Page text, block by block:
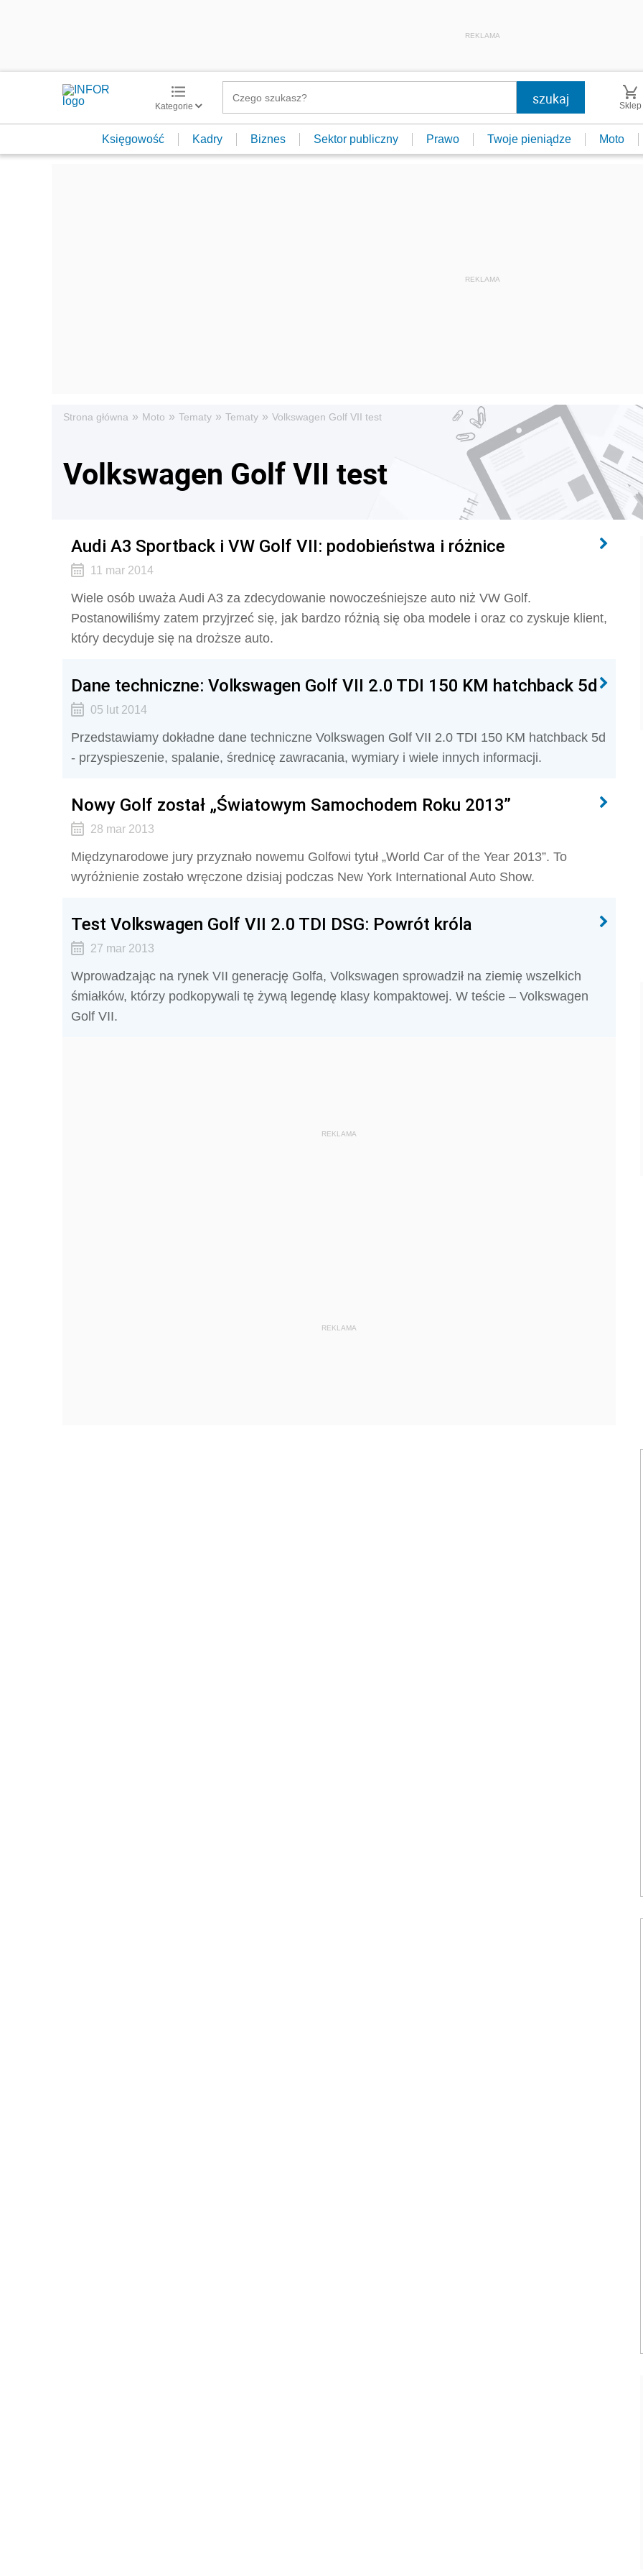
REKLAMA
Kategorie Sklep
Księgowość Kadry Biznes Sektor publiczny Prawo Twoje pieniądze Moto
Strona główna » Moto » Tematy » Tematy » Volkswagen Golf VII test
Volkswagen Golf VII test
Audi A3 Sportback i VW Golf VII: podobieństwa i różnice
11 mar 2014
Wiele osób uważa Audi A3 za zdecydowanie nowocześniejsze auto niż VW Golf.
Postanowiliśmy zatem przyjrzeć się, jak bardzo różnią się oba modele i oraz co zyskuje klient,
który decyduje się na droższe auto.
Dane techniczne: Volkswagen Golf VII 2.0 TDI 150 KM hatchback 5d
05 lut 2014
Przedstawiamy dokładne dane techniczne Volkswagen Golf VII 2.0 TDI 150 KM hatchback 5d
- przyspieszenie, spalanie, średnicę zawracania, wymiary i wiele innych informacji.
Nowy Golf został „Światowym Samochodem Roku 2013”
28 mar 2013
Międzynarodowe jury przyznało nowemu Golfowi tytuł „World Car of the Year 2013”. To
wyróżnienie zostało wręczone dzisiaj podczas New York International Auto Show.
Test Volkswagen Golf VII 2.0 TDI DSG: Powrót króla
27 mar 2013
Wprowadzając na rynek VII generację Golfa, Volkswagen sprowadził na ziemię wszelkich
śmiałków, którzy podkopywali tę żywą legendę klasy kompaktowej. W teście – Volkswagen
Golf VII.
REKLAMA
REKLAMA